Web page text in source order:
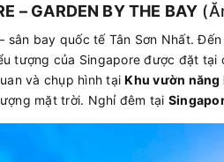
– GARDEN BY THE BAY
sân bay quốc tế Tân Sơn Nhất.
tượng của Singapore được đặt tại
và chụp hình tạiKhu vườn năng
mặt trời. Nghỉ đêm tại